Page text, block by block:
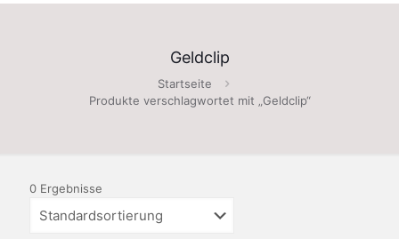
Geldclip
Startseite
Produkte verschlagwortet mit „Geldclip“
0 Ergebnisse